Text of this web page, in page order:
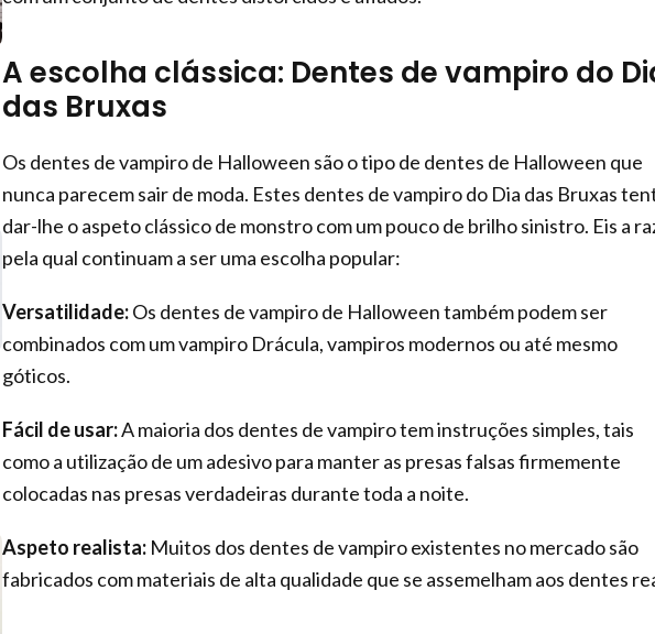
A escolha clássica: Dentes de vampiro do
das Bruxas
Os dentes de vampiro de Halloween são o tipo de dentes de Halloween que
nunca parecem sair de moda. Estes dentes de vampiro do Dia das Bruxas
dar-lhe o aspeto clássico de monstro com um pouco de brilho sinistro. Eis a
pela qual continuam a ser uma escolha popular:
Versatilidade:Os dentes de vampiro de Halloween também podem ser
combinados com um vampiro Drácula, vampiros modernos ou até mesmo
góticos.
Fácil de usar:A maioria dos dentes de vampiro tem instruções simples, tais
como a utilização de um adesivo para manter as presas falsas firmemente
colocadas nas presas verdadeiras durante toda a noite.
Aspeto realista:Muitos dos dentes de vampiro existentes no mercado são
fabricados com materiais de alta qualidade que se assemelham aos dentes